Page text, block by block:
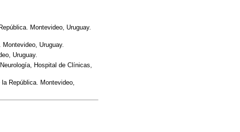
Montevideo, Uruguay.
Uruguay.
Uruguay.
Hospital de Clínicas,
República. Montevideo,